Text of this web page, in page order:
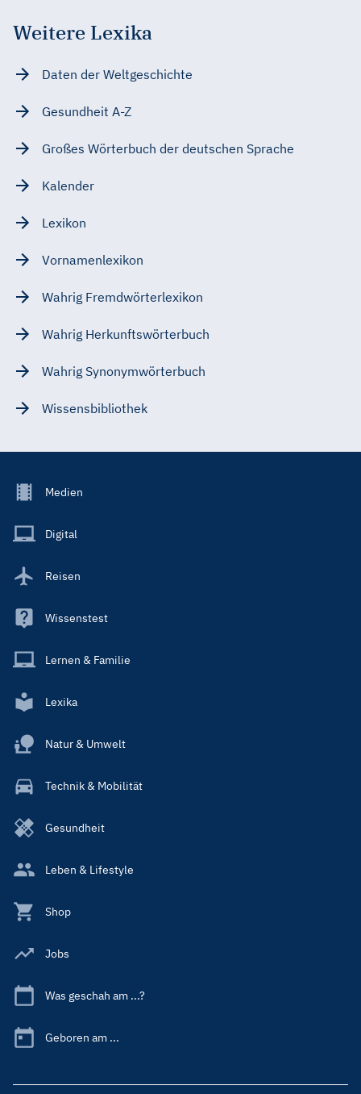
Weitere Lexika
Daten der Weltgeschichte
Gesundheit A-Z
Großes Wörterbuch der deutschen Sprache
Kalender
Lexikon
Vornamenlexikon
Wahrig Fremdwörterlexikon
Wahrig Herkunftswörterbuch
Wahrig Synonymwörterbuch
Wissensbibliothek
Footer
Main
Medien
Digital
Reisen
Wissenstest
Lernen & Familie
Lexika
Natur & Umwelt
Technik & Mobilität
Gesundheit
Leben & Lifestyle
Shop
Jobs
Was geschah am ...?
Geboren am ...